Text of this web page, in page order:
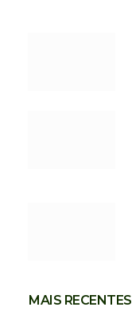
MAIS RECENTES